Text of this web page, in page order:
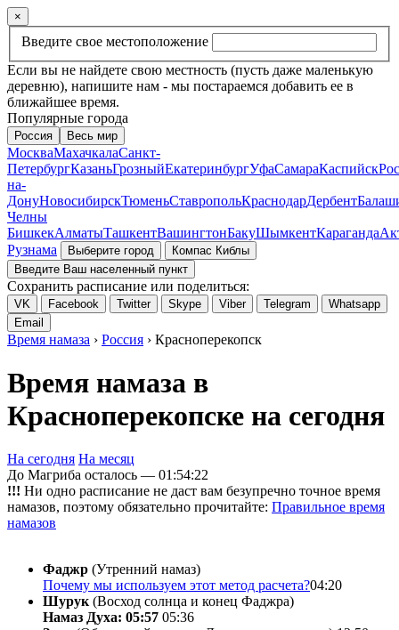
×
Введите свое местоположение
Если вы не найдете свою местность (пусть даже маленькую
деревню), напишите нам - мы постараемся добавить ее в
ближайшее время.
Популярные города
Россия Весь мир
МоскваМахачкалаСанкт-
ПетербургКазаньГрозныйЕкатеринбургУфаСамараКаспийск
на-
ДонуНовосибирскТюменьСтавропольКраснодарДербент
Челны
БишкекАлматыТашкентВашингтонБакуШымкентКараганда
Рузнама
Выберите город
Компас Киблы
Введите Ваш населенный пункт
Сохранить расписание или поделиться:
VK Facebook Twitter Skype Viber Telegram
Whatsapp
Email
Время намаза › Россия › Красноперекопск
Время намаза в
Красноперекопске на сегодня
На сегодня На месяц
До Магриба осталось — 01:54:22
!!! Ни одно расписание не даст вам безупречно точное время
намазов, поэтому обязательно прочитайте: Правильное время
намазов
Фаджр (Утренний намаз)
Почему мы используем этот метод расчета?04:20
Шурук (Восход солнца и конец Фаджра)
Намаз Духа: 05:57 05:36